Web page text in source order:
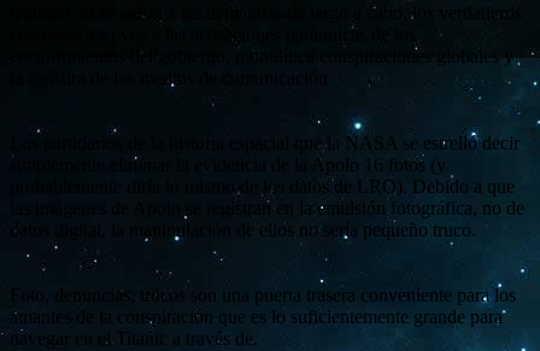
realidad no se ajusta a las demandas de largo a cabo, los verdaderos
creyentes a su vez a las acusaciones paranoicas de los
encubrimientos del gobierno, monolítica conspiraciones globales y
la censura de los medios de comunicación.
Los partidarios de la historia espacial que la NASA se estrelló decir
simplemente eliminar la evidencia de la Apolo 16 fotos (y
probablemente diría lo mismo de los datos de LRO). Debido a que
las imágenes de Apolo se registran en la emulsión fotográfica, no de
datos digital, la manipulación de ellos no sería pequeño truco.
Foto, denuncias, trucos son una puerta trasera conveniente para los
amantes de la conspiración que es lo suficientemente grande para
navegar en el Titanic a través de.